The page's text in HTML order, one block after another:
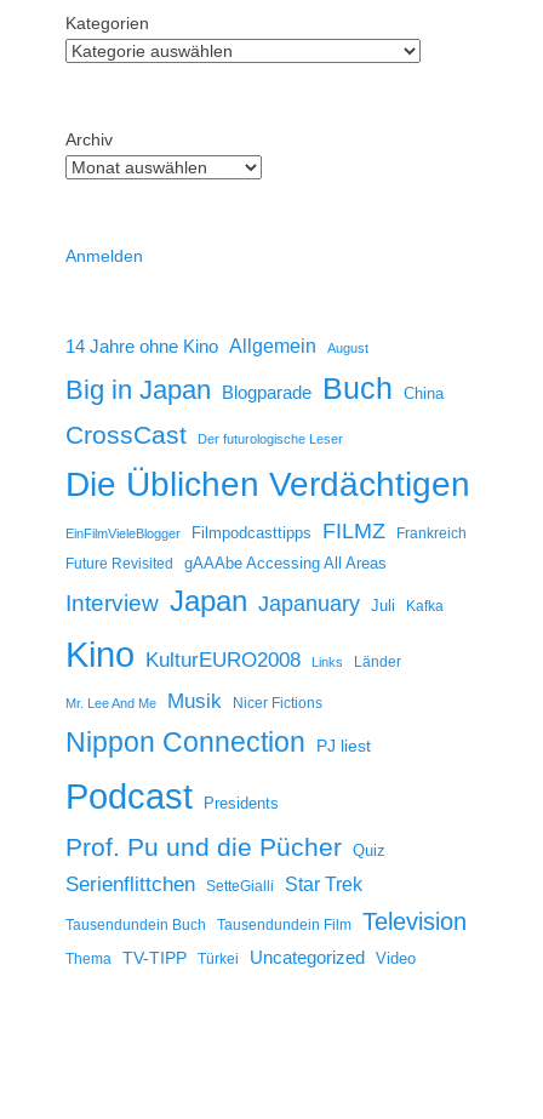
Kategorien
Archiv
Anmelden
14 Jahre ohne Kino Allgemein August
Big in Japan Blogparade Buch China
CrossCast Der futurologische Leser
Die Üblichen Verdächtigen
EinFilmVieleBlogger Filmpodcasttipps FILMZ
Frankreich
Future Revisited
gAAAbe Accessing All Areas
Interview Japan Japanuary Juli Kafka
Kino KulturEURO2008 Links Länder
Mr. Lee And Me Musik Nicer Fictions
Nippon Connection PJ liest
Podcast Presidents
Prof. Pu und die Pücher Quiz
Serienflittchen SetteGialli Star Trek
Tausendundein Buch Tausendundein Film Television
Thema TV-TIPP Türkei Uncategorized Video